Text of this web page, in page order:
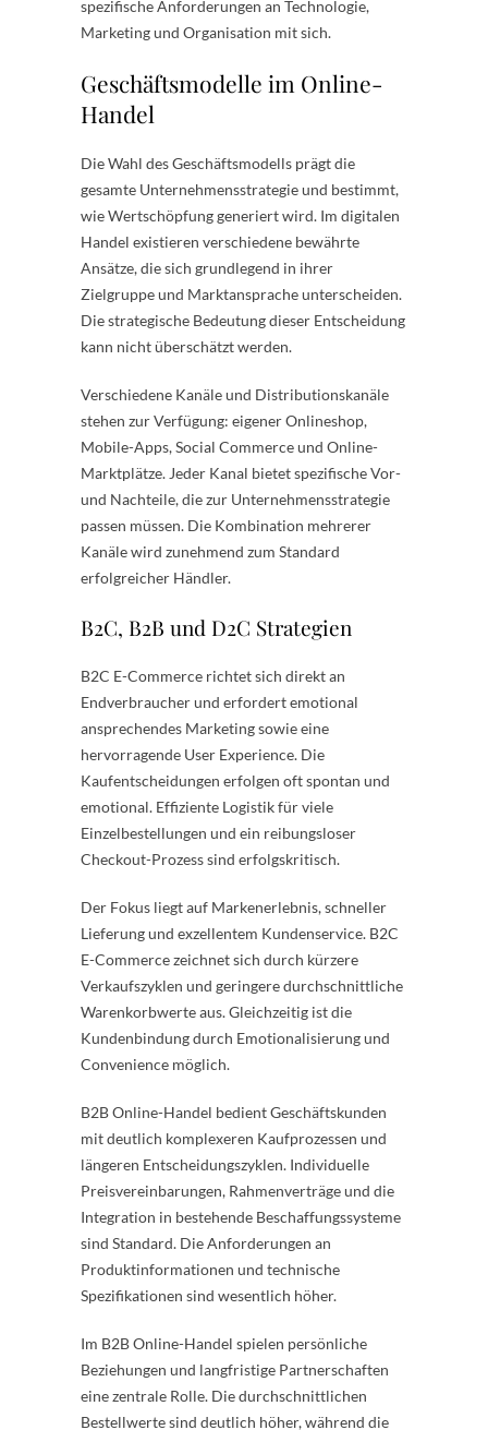
spezifische Anforderungen an Technologie,
Marketing und Organisation mit sich.
Geschäftsmodelle im Online-
Handel
Die Wahl des Geschäftsmodells prägt die
gesamte Unternehmensstrategie und bestimmt,
wie Wertschöpfung generiert wird. Im digitalen
Handel existieren verschiedene bewährte
Ansätze, die sich grundlegend in ihrer
Zielgruppe und Marktansprache unterscheiden.
Die strategische Bedeutung dieser Entscheidung
kann nicht überschätzt werden.
Verschiedene Kanäle und Distributionskanäle
stehen zur Verfügung: eigener Onlineshop,
Mobile-Apps, Social Commerce und Online-
Marktplätze. Jeder Kanal bietet spezifische Vor-
und Nachteile, die zur Unternehmensstrategie
passen müssen. Die Kombination mehrerer
Kanäle wird zunehmend zum Standard
erfolgreicher Händler.
B2C, B2B und D2C Strategien
B2C E-Commerce richtet sich direkt an
Endverbraucher und erfordert emotional
ansprechendes Marketing sowie eine
hervorragende User Experience. Die
Kaufentscheidungen erfolgen oft spontan und
emotional. Effiziente Logistik für viele
Einzelbestellungen und ein reibungsloser
Checkout-Prozess sind erfolgskritisch.
Der Fokus liegt auf Markenerlebnis, schneller
Lieferung und exzellentem Kundenservice. B2C
E-Commerce zeichnet sich durch kürzere
Verkaufszyklen und geringere durchschnittliche
Warenkorbwerte aus. Gleichzeitig ist die
Kundenbindung durch Emotionalisierung und
Convenience möglich.
B2B Online-Handel bedient Geschäftskunden
mit deutlich komplexeren Kaufprozessen und
längeren Entscheidungszyklen. Individuelle
Preisvereinbarungen, Rahmenverträge und die
Integration in bestehende Beschaffungssysteme
sind Standard. Die Anforderungen an
Produktinformationen und technische
Spezifikationen sind wesentlich höher.
Im B2B Online-Handel spielen persönliche
Beziehungen und langfristige Partnerschaften
eine zentrale Rolle. Die durchschnittlichen
Bestellwerte sind deutlich höher, während die